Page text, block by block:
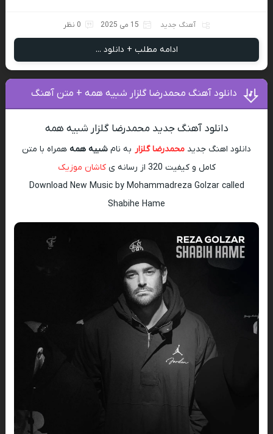
آهنگ جدید 15 می 2025 0 نظر
ادامه مطلب + دانلود ...
دانلود آهنگ محمدرضا گلزار شبیه همه + متن آهنگ
دانلود آهنگ جدید محمدرضا گلزار شبیه همه
دانلود اهنگ جدید محمدرضا گلزار به نام شبیه همه همراه با متن
کامل و کیفیت 320 از رسانه ی
کاشان موزیک
Download New Music by Mohammadreza Golzar called
Shabihe Hame